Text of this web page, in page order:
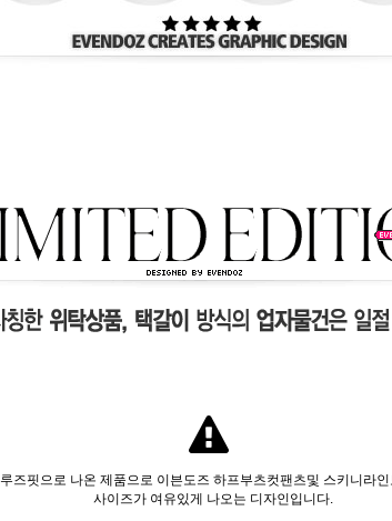
루즈핏으로 나온 제품으로 이븐도즈 하프부츠컷팬츠및 스키니라
사이즈가 여유있게 나오는 디자인입니다.